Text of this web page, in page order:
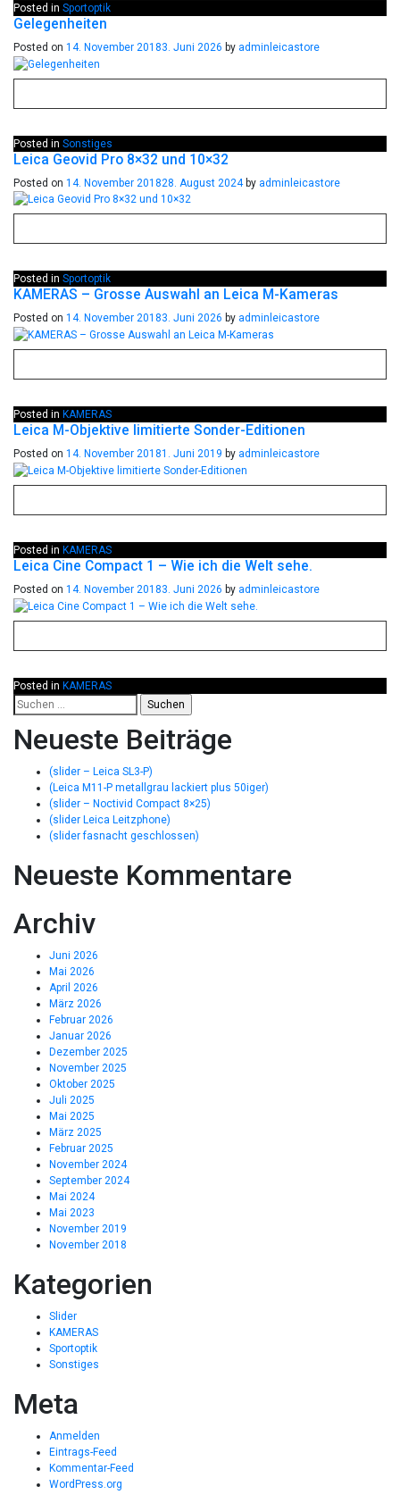
Posted in Sportoptik
Gelegenheiten
Posted on 14. November 20183. Juni 2026 by adminleicastore
Posted in Sonstiges
Leica Geovid Pro 8×32 und 10×32
Posted on 14. November 201828. August 2024by adminleicastore
Posted in Sportoptik
KAMERAS – Grosse Auswahl an Leica M-Kameras
Posted on 14. November 20183. Juni 2026 by adminleicastore
Posted in KAMERAS
Leica M-Objektive limitierte Sonder-Editionen
Posted on 14. November 20181. Juni 2019 by adminleicastore
Posted in KAMERAS
Leica Cine Compact 1 – Wie ich die Welt sehe.
Posted on 14. November 20183. Juni 2026 by adminleicastore
Posted in KAMERAS
Neueste Beiträge
(slider – Leica SL3-P)
(Leica M11-P metallgrau lackiert plus 50iger)
(slider – Noctivid Compact 8×25)
(slider Leica Leitzphone)
(slider fasnacht geschlossen)
Neueste Kommentare
Archiv
Juni 2026
Mai 2026
April 2026
März 2026
Februar 2026
Januar 2026
Dezember 2025
November 2025
Oktober 2025
Juli 2025
Mai 2025
März 2025
Februar 2025
November 2024
September 2024
Mai 2024
Mai 2023
November 2019
November 2018
Kategorien
Slider
KAMERAS
Sportoptik
Sonstiges
Meta
Anmelden
Eintrags-Feed
Kommentar-Feed
WordPress.org